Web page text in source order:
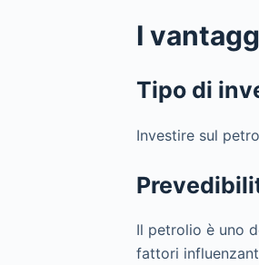
I
Tipo di
Investire sul
Il petrolio è uno
fattori